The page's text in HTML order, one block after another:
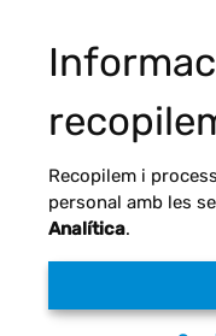
Avís legal
Recopilem i
personal amb les
Analítica.